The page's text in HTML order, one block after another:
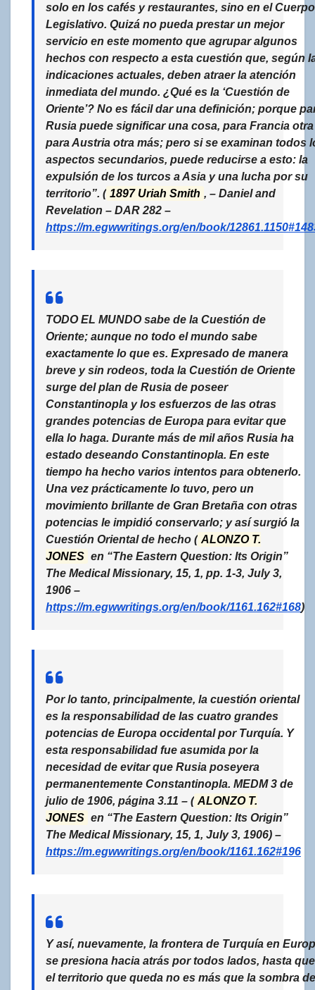
solo en los cafés y restaurantes, sino en elCuerpo
Legislativo. Quizá no pueda prestar un mejor
servicio en este momento que agrupar algunos
hechos con respecto a esta cuestión que, según
indicaciones actuales, deben atraer la atención
inmediata del mundo. ¿Qué es la ‘Cuestión de
Oriente’? No es fácil dar una definición; porque
Rusia puede significar una cosa, para Francia
para Austria otra más; pero si se examinan todos
aspectos secundarios, puede reducirse a esto: la
expulsión de los turcos a Asia y una lucha por su
territorio”. ( 1897 Uriah Smith , – Daniel and
Revelation – DAR 282 –
https://m.egwwritings.org/en/book/
TODO EL MUNDO sabe de la Cuestión de
Oriente; aunque no todo el mundo sabe
exactamente lo que es. Expresado de manera
breve y sin rodeos, toda la Cuestión de Oriente
surge del plan de Rusia de poseer
Constantinopla y los esfuerzos de las otras
grandes potencias de Europa para evitar que
ella lo haga. Durante más de mil años Rusia ha
estado deseando Constantinopla. En este
tiempo ha hecho varios intentos para obtenerlo.
Una vez prácticamente lo tuvo, pero un
movimiento brillante de Gran Bretaña con otras
potencias le impidió conservarlo; y así surgió la
Cuestión Oriental de hecho ( ALONZO T.
JONES en “The Eastern Question: Its Origin”
The Medical Missionary, 15, 1, pp. 1-3, July 3,
1906 –
https://m.egwwritings.org/en/book/1161.162#168)
Por lo tanto, principalmente, la cuestión oriental
es la responsabilidad de las cuatro grandes
potencias de Europa occidental por Turquía. Y
esta responsabilidad fue asumida por la
necesidad de evitar que Rusia poseyera
permanentemente Constantinopla. MEDM 3 de
julio de 1906, página 3.11 – ( ALONZO T.
JONES en “The Eastern Question: Its Origin”
The Medical Missionary, 15, 1, July 3, 1906) –
https://m.egwwritings.org/en/book/1161.162#196
Y así, nuevamente, la frontera de Turquía en
se presiona hacia atrás por todos lados, hasta que
el territorio que queda no es más que la sombra de